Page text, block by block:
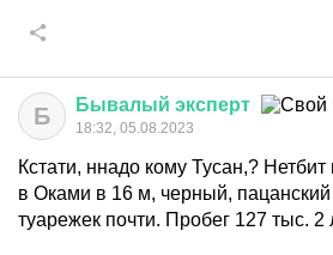
Б Бывалый эксперт
18:32, 05.08.2023
Кстати, ннадо кому Тусан,?
в Оками в 16 м, черный, пацанский
туарежек почти. Пробег 127 тыс. 2